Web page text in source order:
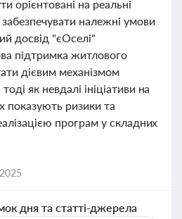
орієнтовані на реальні
належні умови
досвід "єОселі"
підтримка житлового
дієвим механізмом
як невдалі ініціативи на
показують ризики та
програм у складних
дня та статті-джерела